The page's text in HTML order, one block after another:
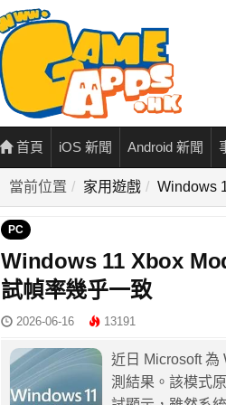
首頁 iOS 新聞 Android 新聞
當前位置 家用遊戲 Windows
PC
Windows 11 Xbox
試幀率幾乎一致
2026-06-16 13191
近日 Microsoft 為
測結果。該模式